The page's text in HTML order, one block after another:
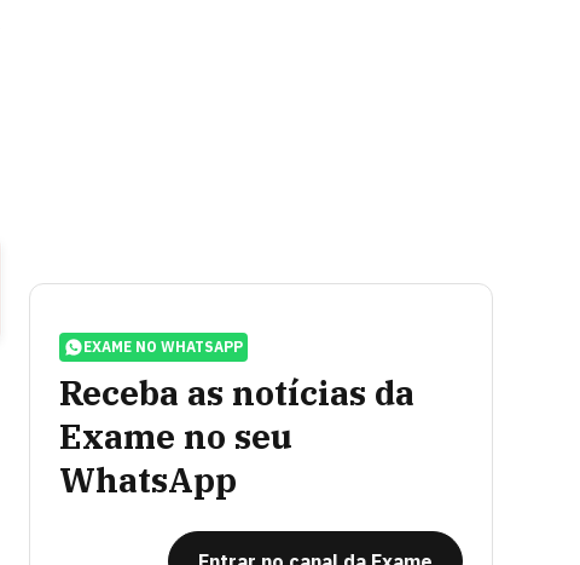
EXAME NO WHATSAPP
Receba as notícias da
Exame no seu
WhatsApp